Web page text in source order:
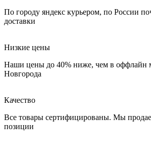
По городу яндекс курьером, по России
доставки
Низкие цены
Наши цены до 40% ниже, чем в оффлайн
Новгорода
Качество
Все товары сертифицированы. Мы
позиции